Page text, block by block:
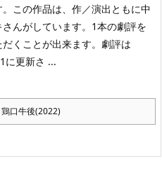
。この作品は、作／演出ともに中
んがしています。1本の劇評を
くことが出来ます。劇評は
に更新さ ...
鶏口牛後(2022)